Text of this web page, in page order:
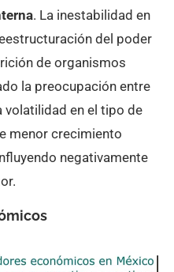
. La inestabilidad en
del poder
de organismos
la preocupación entre
volatilidad en el tipo de
menor crecimiento
negativamente